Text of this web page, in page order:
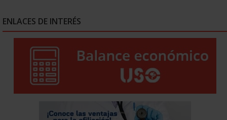
ENLACES DE INTERÉS